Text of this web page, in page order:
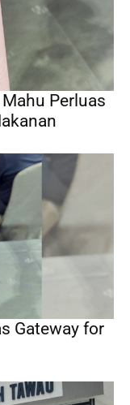
Perluas
Gateway for